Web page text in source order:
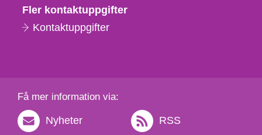
Fler kontaktuppgifter
Kontaktuppgifter
Få mer information via:
Nyheter RSS